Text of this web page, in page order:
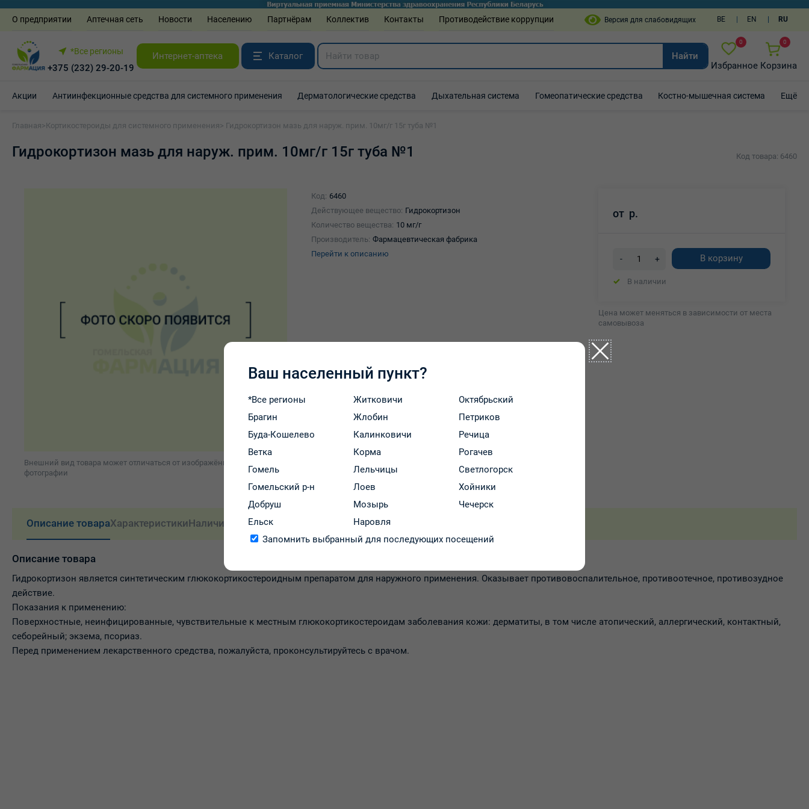
О предприятии Аптечная сеть Новости Населению Партнёрам Коллектив Контакты Противодействие коррупции BE EN RU
*Все регионы
+375 (232) 29-20-19
Интернет-аптека Каталог Найти
0
Избранное
0
Корзина
Акции Антиинфекционные средства для системного применения Дерматологические средства Дыхательная система Гомеопатические средства Костно-мышечная система Ещё
Главная >Кортикостероиды для системного применения > Гидрокортизон мазь для наруж. прим. 10мг/г 15г туба №1
Гидрокортизон мазь для наруж. прим. 10мг/г 15г туба №1 Код товара: 6460
Внешний вид товара может отличаться от изображённого на
фотографии
Код: 6460
Действующее вещество: Гидрокортизон
Количество вещества: 10 мг/г
Производитель: Фармацевтическая фабрика
Перейти к описанию
от р.
- + В корзину
В наличии
Цена может меняться в зависимости от места
самовывоза
Описание товараХарактеристикиНаличие и ценыОплата и доставка
Описание товара
Гидрокортизон является синтетическим глюкокортикостероидным препаратом для наружного применения. Оказывает противовоспалительное, противоотечное, противозудное
действие.
Показания к применению:
Поверхностные, неинфицированные, чувствительные к местным глюкокортикостероидам заболевания кожи: дерматиты, в том числе атопический, аллергический, контактный,
себорейный; экзема, псориаз.
Перед применением лекарственного средства, пожалуйста, проконсультируйтесь с врачом.
Ваш населенный пункт?
*Все регионы
Брагин
Буда-Кошелево
Ветка
Гомель
Гомельский р-н
Добруш
Ельск
Житковичи
Жлобин
Калинковичи
Корма
Лельчицы
Лоев
Мозырь
Наровля
Октябрьский
Петриков
Речица
Рогачев
Светлогорск
Хойники
Чечерск
Запомнить выбранный для последующих посещений